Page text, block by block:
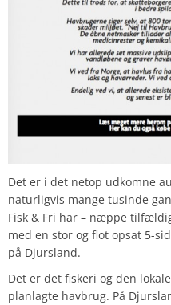
Det er i det netop udkomne
naturligvis mange tusinde
Fisk & Fri har – næppe
med en stor og flot opsat 5-
på Djursland.
Det er det fiskeri og den
planlagte havbrug. På